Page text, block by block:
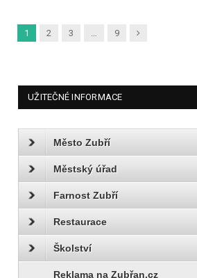
1 2 3 9 Další
UŽITEČNÉ INFORMACE
Město Zubří
Městský úřad
Farnost Zubří
Restaurace
Školství
Reklama na Zubřan.cz